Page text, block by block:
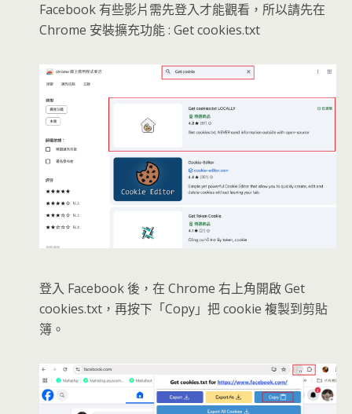
Facebook 有些影片需先登入才能觀看，所以請先在
Chrome 安裝擴充功能 : Get cookies.txt
登入 Facebook 後，在 Chrome 右上角開啟 Get
cookies.txt，再按下「Copy」把 cookie 複製到剪貼
簿。